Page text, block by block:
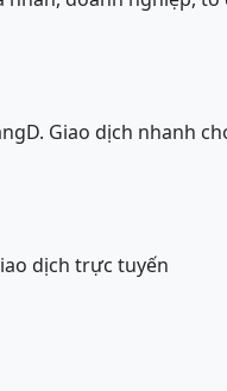
D. Giao dịch nhanh
dịch trực tuyến